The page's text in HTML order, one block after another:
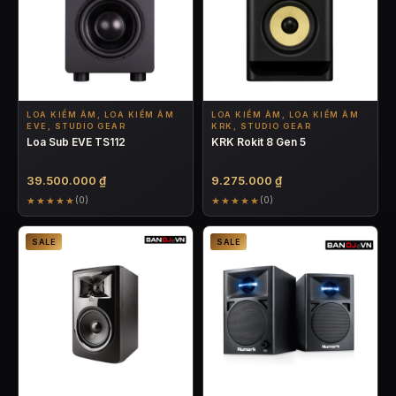
LOA KIỂM ÂM, LOA KIỂM ÂM
EVE, STUDIO GEAR
Loa Sub EVE TS112
39.500.000 ₫
★★★★★ (0)
LOA KIỂM ÂM, LOA KIỂM ÂM
KRK, STUDIO GEAR
KRK Rokit 8 Gen 5
9.275.000 ₫
★★★★★ (0)
SALE SALE